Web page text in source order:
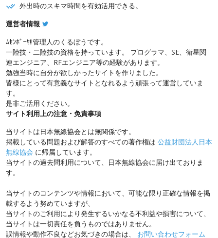
外出時のスキマ時間を有効活用できる。
運営者情報
ﾑｾﾝﾎﾞｰﾔ!!管理人のくるぼうです。
一陸技・二陸技の資格を持っています。 プログラマ、SE、衛星関
連エンジニア、RFエンジニア等の経験があります。
勉強当時に自分が欲しかったサイトを作りました。
皆様にとって有意義なサイトとなれるよう頑張って運営していま
す。
是非ご活用ください。
サイト利用上の注意・免責事項
当サイトは日本無線協会とは無関係です。
掲載している問題および解答のすべての著作権は 公益財団法人日本
無線協会 に帰属しています。
当サイトの過去問利用について、日本無線協会に届け出ておりま
す。
当サイトのコンテンツや情報において、可能な限り正確な情報を掲
載するよう努めていますが、
当サイトのご利用により発生するいかなる不利益や損害について、
当サイトは一切責任を負うものではありません。
誤情報や動作不良などお気づきの場合は、 お問い合わせフォーム